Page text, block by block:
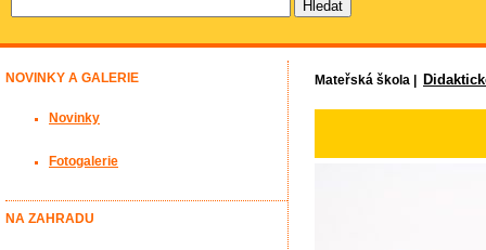
Mateřská škola |
NOVINKY A GALERIE
Novinky
Fotogalerie
NA ZAHRADU